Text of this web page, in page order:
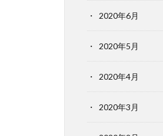
2020年6月
2020年5月
2020年4月
2020年3月